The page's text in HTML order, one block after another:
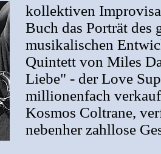
kollektiven
Buch das Porträt des
musikalischen
Quintett von Miles
Liebe" - der Love
millionenfach
Kosmos Coltrane,
nebenher zahllose